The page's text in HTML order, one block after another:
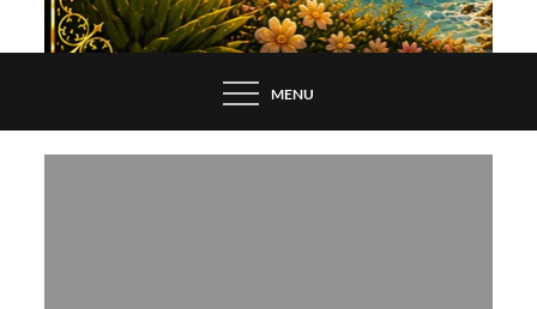
MENU